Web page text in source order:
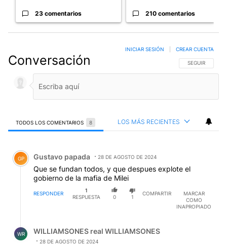
23 comentarios 210 comentarios
Conversación SIGA ESTA
SEGUIR
INICIAR SESIÓN CREAR CUENTA
TODOS LOS COMENTARIOS 8 LOS MÁS RECIENTES
Comentario de Gustavo papada.
GP Gustavo papada 28 DE AGOSTO DE 2024
Que se fundan todos, y que despues explote el
gobierno de la mafia de Milei
RESPONDER
1
RESPUESTA
0 1
COMPARTIR
MARCAR
COMO
INAPROPIADO
WR WILLIAMSONES real WILLIAMSONES
28 DE AGOSTO DE 2024